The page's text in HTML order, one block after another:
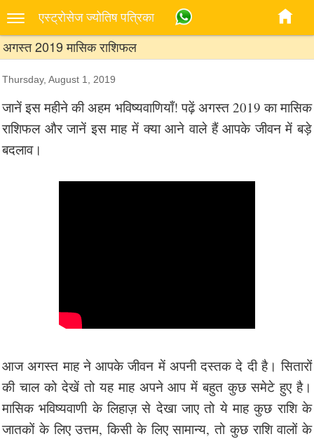
एस्‍ट्रोसेज ज्‍योतिष पत्रिका
अगस्त 2019 मासिक राशिफल
Thursday, August 1, 2019
जानें इस महीने की अहम भविष्यवाणियाँ! पढ़ें अगस्त 2019 का मासिक
राशिफल और जानें इस माह में क्या आने वाले हैं आपके जीवन में बड़े
बदलाव।
आज अगस्त माह ने आपके जीवन में अपनी दस्तक दे दी है। सितारों
की चाल को देखें तो यह माह अपने आप में बहुत कुछ समेटे हुए है।
मासिक भविष्यवाणी के लिहाज़ से देखा जाए तो ये माह कुछ राशि के
जातकों के लिए उत्तम, किसी के लिए सामान्य, तो कुछ राशि वालों के